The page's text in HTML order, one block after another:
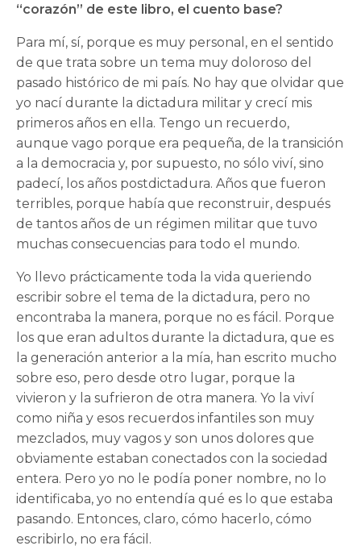
“corazón” de este libro, el cuento base?
Para mí, sí, porque es muy personal, en el sentido
de que trata sobre un tema muy doloroso del
pasado histórico de mi país. No hay que olvidar que
yo nací durante la dictadura militar y crecí mis
primeros años en ella. Tengo un recuerdo,
aunque vago porque era pequeña, de la transición
a la democracia y, por supuesto, no sólo viví, sino
padecí, los años postdictadura. Años que fueron
terribles, porque había que reconstruir, después
de tantos años de un régimen militar que tuvo
muchas consecuencias para todo el mundo.
Yo llevo prácticamente toda la vida queriendo
escribir sobre el tema de la dictadura, pero no
encontraba la manera, porque no es fácil. Porque
los que eran adultos durante la dictadura, que es
la generación anterior a la mía, han escrito mucho
sobre eso, pero desde otro lugar, porque la
vivieron y la sufrieron de otra manera. Yo la viví
como niña y esos recuerdos infantiles son muy
mezclados, muy vagos y son unos dolores que
obviamente estaban conectados con la sociedad
entera. Pero yo no le podía poner nombre, no lo
identificaba, yo no entendía qué es lo que estaba
pasando. Entonces, claro, cómo hacerlo, cómo
escribirlo, no era fácil.